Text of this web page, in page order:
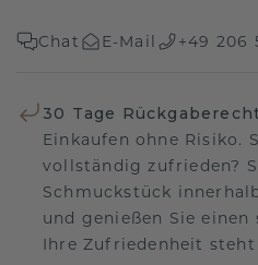
Chat E-Mail +49 206
30 Tage
Einkaufen ohne Risiko.
vollständig zufrieden?
Schmuckstück
und genießen Sie
Ihre Zufriedenheit